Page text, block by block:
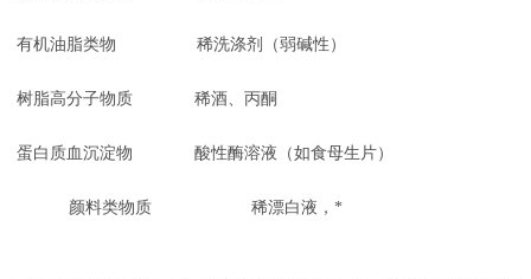
有机油脂类物 稀洗涤剂（弱碱性）
树脂高分子物质 稀酒、丙酮
蛋白质血沉淀物 酸性酶溶液（如食母生片）
颜料类物质 稀漂白液，*